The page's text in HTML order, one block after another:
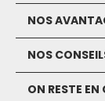
NOS
NOS
ON RESTE